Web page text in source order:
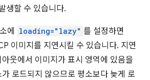
생할 수 있습니다.
에 loading="lazy" 를 설정하면
이미지를 지연시킬 수 있습니다. 지연
웃에서 이미지가 표시 영역에 있음을
로드되지 않으므로 평소보다 늦게 로